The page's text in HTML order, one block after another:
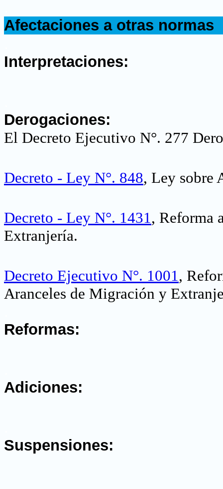
Afectaciones a otras normas
Interpretaciones:
Derogaciones:
El Decreto Ejecutivo N°. 277
Decreto - Ley N°. 848, Ley sobre
Decreto - Ley N°. 1431, Reforma
Extranjería.
Decreto Ejecutivo N°. 1001,
Aranceles de Migración y
Reformas:
Adiciones:
Suspensiones: